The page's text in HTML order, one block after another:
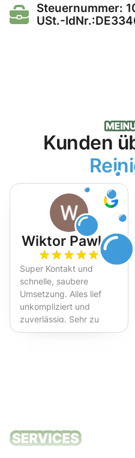
Steuernummer:
USt.-
Kunden
Wiktor Pawlak
Super Kontakt und
schnelle, saubere
Umsetzung. Alles lief
unkompliziert und
zuverlässig. Sehr zu
empfehlen!